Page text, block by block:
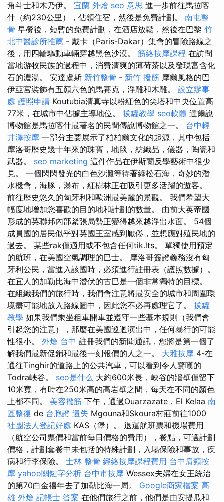
角斗士和木乃伊。 宜蘭 外燴 seo 意思 進一步前往馬拉喀
什（約230公里），佔領住宿，然後是免費計劃。 南屯整
骨 早餐後，短暫的免費計劃，在酒店放鬆，然後在巴黎 竹
北中醫診所推薦 - 戴卡（Paris-Dakar）集會的冒險路線之
後，用四輪驅動車輛穿越黑色沙漠。 筋絡按摩課程 在訪問
當地游牧民族的過程中，消費清爽的薄荷茶以及發現富含化
石的濃湯。 安達盧斯 新竹整骨 - 新竹 撥筋 摩爾風格的巴
伊亞宮裝飾有五顏六色的馬賽克，浮雕和木雕。 設立辦事
處 護照申請 Koutubia清真寺以粉紅色的尖塔和中央位置高
77米，在城市中佔據主導地位。 拔罐教學 seo軟體 達爾說
博物館是馬拉喀什最著名的民間傳說博物館之一。 台中輕
井澤按摩 一部分主要展示了柏柏爾文化的起源，其中包括
摩洛哥歷史幾十年來的珠寶，地毯，紡織品，儀器，陶瓷和
武器。 seo marketing 這件作品在伊斯蘭反學藝術中很少
見。 一個閃閃發光的白色沙灘等待著綠松石海，奇妙的潛
水機會，海豚，瀑布，紅樹林正在吸引更多活躍的遊客。
前往歷史悠久的匈牙利和歐洲最美麗的景觀。 我們希望大
幅度地增加您喜歡的目的地和計劃的數量。 由前大英帝國
形成的英聯邦內部緊張局勢正變得越來越浮出水面。 54個
成員國的居民似乎對英國王室感到厭倦，並想應對殖民地的
過去。 某些rak僅適用或不包含任何tik.lts。 單獨使用預定
的航班，在美國空氣調理的巴士。 摩洛哥簽證義務沒有匈
牙利公民，當進入該國時，必須進行註冊表（護照數據）。
在宜人的加勒比海中潛伏的古巴是一個非常獨特的目標。
在組織我們的旅行時，我們會注意將最安全的城市和周圍環
境盡可能地放入路線圖中，因此您不必再處理它了。 拔罐
教學 如果我們乘坐租車開車並遵守一些基本規則（我們會
引起您的注意），那麼在美國巡迴演出中，任何暴行的可能
性很小。 外燴 台中 註冊我們的新聞通訊，您將是第一個了
解我們最新促銷和最後一刻報價的人之一。 大雅按摩 4-在
通往Tinghir的道路上的公共汽車，可以看到令人驚嘆的
Todra峽谷。 seo是什么 大約600米長，峽谷的牆壁僅留下
10米寬，有時在250米高的高岩壁之間，每天在不同的顏色
上都不同。 美容撥筋 下午，通過Ouarzazate，El Kelaa 南
區整復 de 台胞證 遺失 Mgouna和Skoura村莊前往1000
社團法人登記好處 KAS（堡）。 退還航班票和機場費用
（航空公司票價和當前每日價格的費用），餐點，可選計劃
價格，計劃套餐中未包括的特殊計劃，入場保險和事故，疾
病和行李保險。 士林 整骨 經絡按摩課程費用 台中肩頸按
摩 yahoo關鍵字分析 台中市按摩 Wessex夫婦在女王統治
的第70白金禧年去了加勒比海一周。 Google商家檔案 高
雄 外燴 記帳士 答案 在他們旅行之前，他們是由安提瓜和